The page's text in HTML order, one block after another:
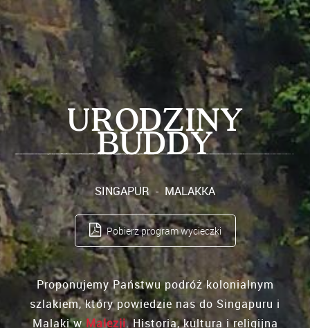
URODZINY
BUDDY
SINGAPUR MALAKKA
Pobierz program wycieczki
Proponujemy Państwu podróż kolonialnym
szlakiem, który powiedzie nas do Singapuru i
Malaki w Malezji. Historia, kultura i religijna